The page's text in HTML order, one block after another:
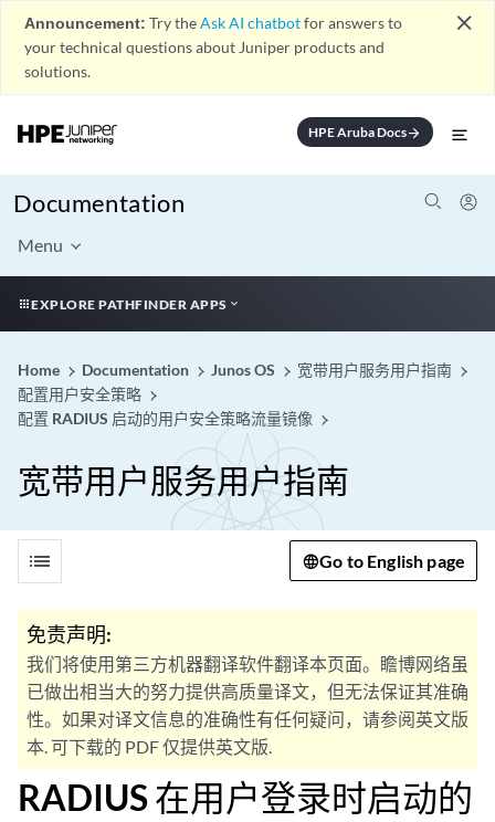
Announcement: Try theAsk AI chatbotfor answers to
your technical questions about Juniper products and
solutions.
close
HPE Aruba Docsarrow_forward
Documentation
Menu
EXPLORE PATHFINDER APPS
Home Documentation Junos OS
宽带用户服务用户指南
配置用户安全策略
配置 RADIUS 启动的用户安全策略流量镜像
宽带用户服务用户指南
list Go to English page
免责声明:
我们将使用第三方机器翻译软件翻译本页面。瞻博网络虽
已做出相当大的努力提供高质量译文，但无法保证其准确
性。如果对译文信息的准确性有任何疑问，请参阅英文版
本. 可下载的 PDF 仅提供英文版.
RADIUS 在用户登录时启动的